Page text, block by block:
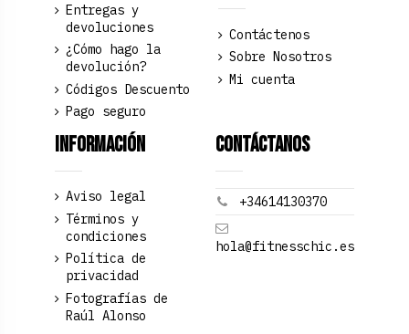
Entregas y
devoluciones
¿Cómo hago la
devolución?
Códigos Descuento
Pago seguro
Contáctenos
Sobre Nosotros
Mi cuenta
Información
Aviso legal
Términos y
condiciones
Política de
privacidad
Fotografías de
Raúl Alonso
Contáctanos
+34614130370
hola@fitnesschic.es